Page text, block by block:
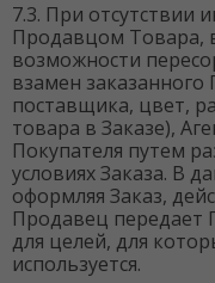
7.3. При отсутствии
Продавцом Товара,
возможности
взамен
поставщика, цвет,
товара в Заказе),
Покупателя путем
условиях Заказа. В
оформляя Заказ,
Продавец передает
для целей, для
используется.